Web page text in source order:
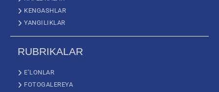
KENGASHLAR
YANGILIKLAR
RUBRIKALAR
E’LONLAR
FOTOGALEREYA